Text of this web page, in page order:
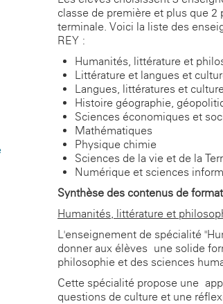
classe de première et plus que 2
terminale. Voici la liste des
REY :
Humanités, littérature et
Littérature et langues et
Langues, littératures et
Histoire-géographie,
Sciences économiques et
Mathématiques
Physique-chimie
Sciences de la vie et de la
Numérique et sciences
Synthèse des contenus de
Humanités, littérature et
L'enseignement de spécialité
donner aux élèves une solide
philosophie et des sciences
Cette spécialité propose une
questions de culture et une